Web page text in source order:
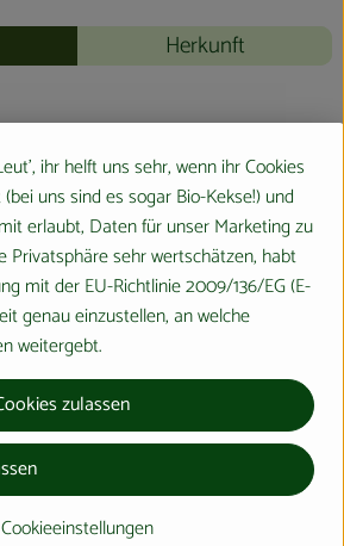
Herkunft
ihr helft uns sehr, wenn ihr Cookies
uns sind es sogar Bio-Kekse!) und
erlaubt, Daten für unser Marketing zu
Privatsphäre sehr wertschätzen, habt
mit der EU-Richtlinie 2009/136/EG (E-
genau einzustellen, an welche
weitergebt.
Cookieeinstellungen
zulassen